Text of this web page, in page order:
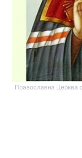
Православна Церква